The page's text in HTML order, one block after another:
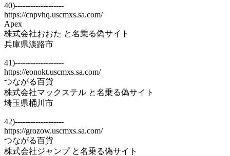
40)-------------------
https://cnpvhq.uscmxs.sa.com/
Apex
株式会社おおた と名乗る偽サイト
兵庫県淡路市
41)-------------------
https://eonokt.uscmxs.sa.com/
つながる百貨
株式会社マックステル と名乗る偽サイト
埼玉県桶川市
42)-------------------
https://grozow.uscmxs.sa.com/
つながる百貨
株式会社ジャンプ と名乗る偽サイト